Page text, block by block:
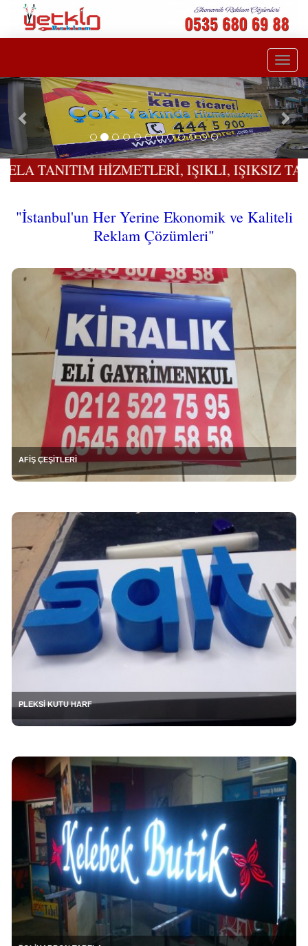
Önceki
IŞIKLI, IŞIKSIZ TABELA ÜRETİM
"İstanbul'un Her Yerine Ekonomik ve Kaliteli
Reklam Çözümleri"
AFİŞ ÇEŞİTLERİ
PLEKSİ KUTU HARF